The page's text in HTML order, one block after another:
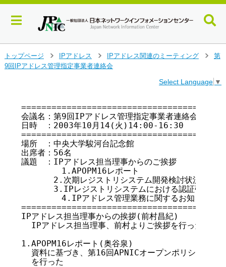
イ
トップページ
>
IPアドレス
>
IPアドレス関連のミーティング
第
9回IPアドレス管理指定事業者連絡会
Select Language ▼
会議名：第9回IPアドレス管理指定事業者連絡会議事
日時　：2003年10月14(火)14:00-16:30
場所　：中央大学駿河台記念館
出席者：56名
議題　：IPアドレス担当理事からのご挨拶
        1.APOPM16レポート
2.次期レジストリシステム開発検討状況のご報
3.IPレジストリシステムにおける認証強化につ
        4.IPアドレス管理業務に関するお知らせ
IPアドレス担当理事からの挨拶(前村昌紀)
  IPアドレス担当理事、前村よりご挨拶を行った
1.APOPM16レポート(奥谷泉)
資料に基づき、第16回APNICオープンポリシーミー
  を行った